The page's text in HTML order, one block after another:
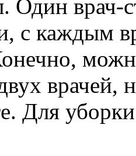
Один врач-
с каждым
врачей,
Для